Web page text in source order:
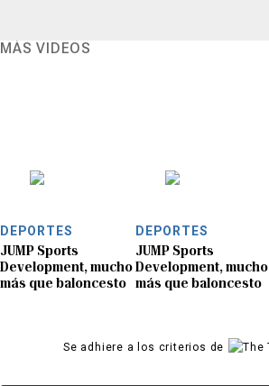
MÁS VIDEOS
DEPORTES
JUMP Sports
Development, mucho
más que baloncesto
DEPORTES
JUMP Sports
Development, mucho
más que baloncesto
Se adhiere a los criterios de